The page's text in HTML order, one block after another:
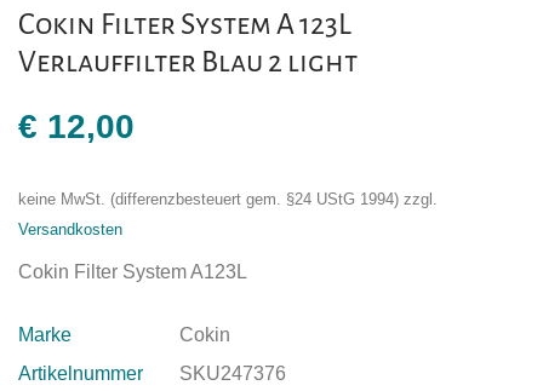
Cokin Filter System A 123L
Verlauffilter Blau 2 light
€ 12,00
keine MwSt. (differenzbesteuert gem. §24 UStG 1994) zzgl.
Versandkosten
Cokin Filter System A123L
Marke
Cokin
Artikelnummer
SKU247376